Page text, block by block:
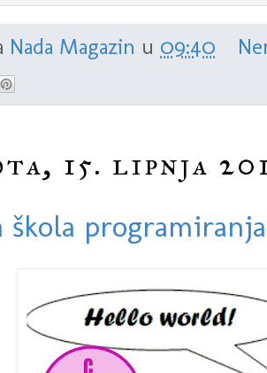
sami, donosimo vam mini uvid u Tvrđavu
konačno otvorila svoja vrata za javnost
tvrđava na Mediteranu koju …
Nada Magazin u 09:40
15. lipnja
škola programiranja